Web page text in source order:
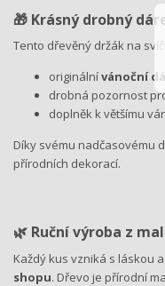
🎁 Krásný drobný
Tento dřevěný držák na
originálnívánoční
drobná pozornost
doplněk k většímu
Díky svému nadčasovému
přírodních dekorací.
🌿 Ruční výroba z
Každý kus vzniká s láskou
shopu. Dřevo je přírodní